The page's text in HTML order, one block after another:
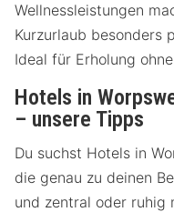
Wellnessleistungen
Kurzurlaub besonders
Ideal für Erholung
Hotels in
– unsere Tipps
Du suchst Hotels in
die genau zu deinen
und zentral oder ruhig